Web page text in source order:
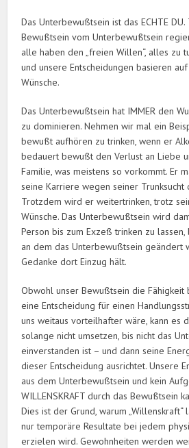
Das Unterbewußtsein ist das ECHTE
Bewußtsein vom Unterbewußtsein
alle haben den „freien Willen“, alles zu
und unsere Entscheidungen basieren
Wünsche.
Das Unterbewußtsein hat IMMER den
zu dominieren. Nehmen wir mal ein
bewußt aufhören zu trinken, wenn er
bedauert bewußt den Verlust an Liebe
Familie, was meistens so vorkommt. Er
seine Karriere wegen seiner Trunksucht
Trotzdem wird er weitertrinken, trotz
Wünsche. Das Unterbewußtsein wird
Person bis zum Exzeß trinken zu
an dem das Unterbewußtsein geändert
Gedanke dort Einzug hält.
Obwohl unser Bewußtsein die Fähigkeit
eine Entscheidung für einen
uns weitaus vorteilhafter wäre, kann es
solange nicht umsetzen, bis nicht das
einverstanden ist – und dann seine
dieser Entscheidung ausrichtet. Unsere
aus dem Unterbewußtsein und kein
WILLENSKRAFT durch das Bewußtsein
Dies ist der Grund, warum
nur temporäre Resultate bei jedem
erzielen wird. Gewohnheiten werden